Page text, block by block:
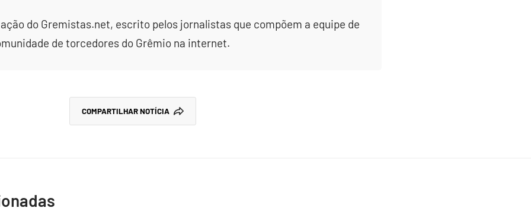
do Gremistas.net, escrito pelos jornalistas que compõem a equipe de
de torcedores do Grêmio na internet.
COMPARTILHAR NOTÍCIA